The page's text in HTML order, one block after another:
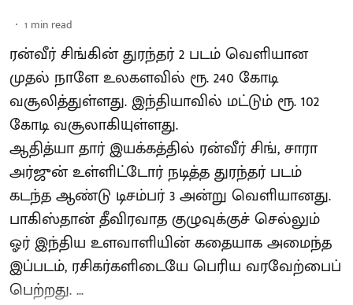
1 min read
ரன்வீர் சிங்கின் துரந்தர் 2 படம் வெளியான
முதல் நாளே உலகளவில் ரூ. 240 கோடி
வசூலித்துள்ளது. இந்தியாவில் மட்டும் ரூ. 102
கோடி வசூலாகியுள்ளது.
ஆதித்யா தார் இயக்கத்தில் ரன்வீர் சிங், சாரா
அர்ஜுன் உள்ளிட்டோர் நடித்த துரந்தர் படம்
கடந்த ஆண்டு டிசம்பர் 3 அன்று வெளியானது.
பாகிஸ்தான் தீவிரவாத குழுவுக்குச் செல்லும்
ஓர் இந்திய உளவாளியின் கதையாக அமைந்த
இப்படம், ரசிகர்களிடையே பெரிய வரவேற்பைப்
பெற்றது. ...